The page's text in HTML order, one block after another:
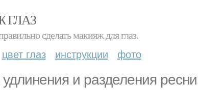
сделать макияж для глаз.
цвет глаз инструкции фото
и разделения